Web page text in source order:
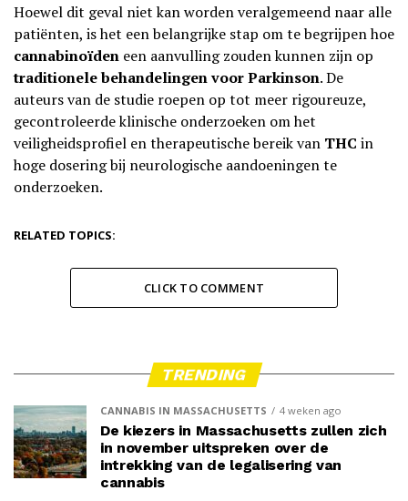
Hoewel dit geval niet kan worden veralgemeend naar alle
patiënten, is het een belangrijke stap om te begrijpen hoe
cannabinoïden een aanvulling zouden kunnen zijn op
traditionele behandelingen voor Parkinson. De
auteurs van de studie roepen op tot meer rigoureuze,
gecontroleerde klinische onderzoeken om het
veiligheidsprofiel en therapeutische bereik van THC in
hoge dosering bij neurologische aandoeningen te
onderzoeken.
RELATED TOPICS:
CLICK TO COMMENT
TRENDING
CANNABIS IN MASSACHUSETTS 4 weken ago
De kiezers in Massachusetts zullen zich
in november uitspreken over de
intrekking van de legalisering van
cannabis